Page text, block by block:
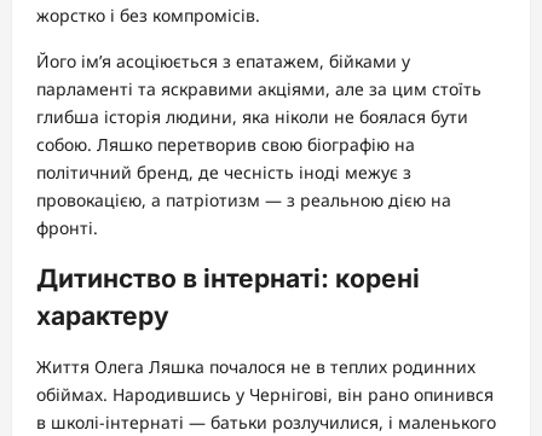
жорстко і без компромісів.
Його ім’я асоціюється з епатажем, бійками у
парламенті та яскравими акціями, але за цим стоїть
глибша історія людини, яка ніколи не боялася бути
собою. Ляшко перетворив свою біографію на
політичний бренд, де чесність іноді межує з
провокацією, а патріотизм — з реальною дією на
фронті.
Дитинство в інтернаті: корені
характеру
Життя Олега Ляшка почалося не в теплих родинних
обіймах. Народившись у Чернігові, він рано опинився
в школі-інтернаті — батьки розлучилися, і маленького